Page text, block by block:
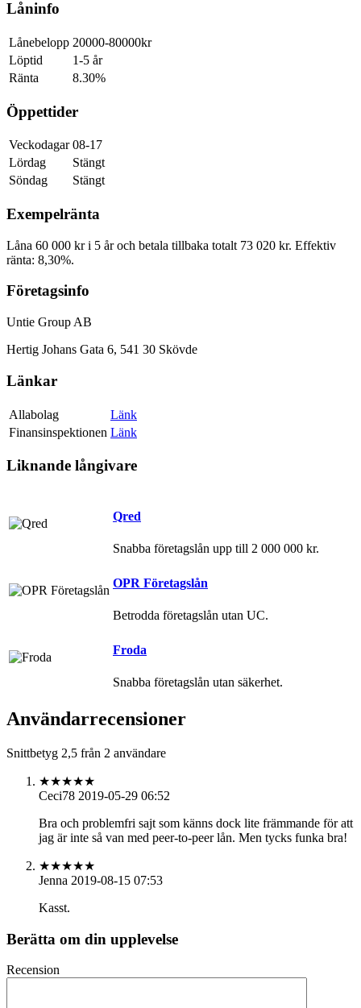
Låninfo
Lånebelopp 20000-80000kr
Löptid
1-5 år
Ränta
8.30%
Öppettider
Veckodagar 08-17
Lördag
Stängt
Söndag
Stängt
Exempelränta
Låna 60 000 kr i 5 år och betala tillbaka totalt 73 020 kr. Effektiv
ränta: 8,30%.
Företagsinfo
Untie Group AB
Hertig Johans Gata 6, 541 30 Skövde
Länkar
Allabolag
Länk
Finansinspektionen Länk
Liknande långivare
Qred
Snabba företagslån upp till 2 000 000 kr.
OPR Företagslån
Betrodda företagslån utan UC.
Froda
Snabba företagslån utan säkerhet.
Användarrecensioner
Snittbetyg 2,5 från 2 användare
★★★★★
Ceci78 2019-05-29 06:52
Bra och problemfri sajt som känns dock lite främmande för att
jag är inte så van med peer-to-peer lån. Men tycks funka bra!
★★★★★
Jenna 2019-08-15 07:53
Kasst.
Berätta om din upplevelse
Recension